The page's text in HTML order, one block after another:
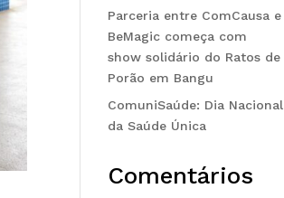
Parceria entre ComCausa e
BeMagic começa com
show solidário do Ratos de
Porão em Bangu
ComuniSaúde: Dia Nacional
da Saúde Única
Comentários